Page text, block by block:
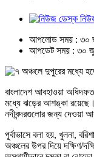
আপলোড সময় : ৩০
আপডেট সময় : ৩০
বাংলাদেশ আবহাওয়া
মধ্যে ঝড়ের আশঙ্কা
নদীবন্দরগুলোর জন্য দেওয়া
পূর্বাভাসে বলা হয়, খুলনা,
অঞ্চলের উপর দিয়ে দক্ষিণ/